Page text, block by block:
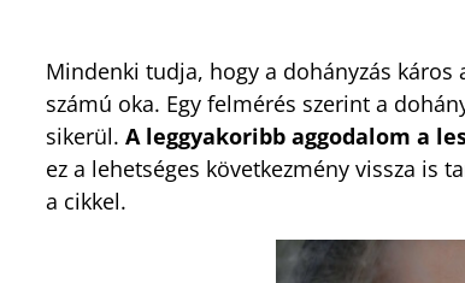
Mindenki tudja, hogy a dohányzás káros
számú oka. Egy felmérés szerint a
sikerül. A leggyakoribb aggodalom a
ez a lehetséges következmény vissza is
a cikkel.